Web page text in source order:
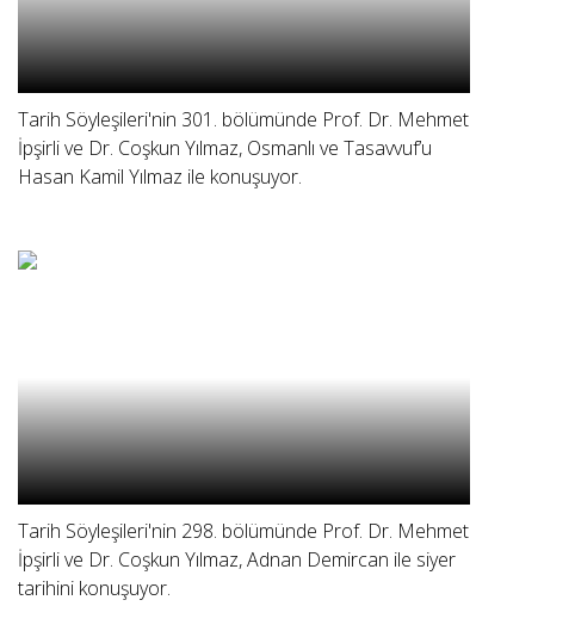
Tarih Söyleşileri'nin 301. bölümünde Prof. Dr. Mehmet
İpşirli ve Dr. Coşkun Yılmaz, Osmanlı ve Tasavvuf’u
Hasan Kamil Yılmaz ile konuşuyor.
Tarih Söyleşileri'nin 298. bölümünde Prof. Dr. Mehmet
İpşirli ve Dr. Coşkun Yılmaz, Adnan Demircan ile siyer
tarihini konuşuyor.